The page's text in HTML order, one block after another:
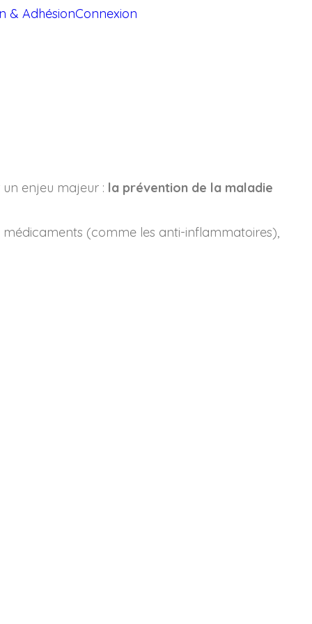
& AdhésionConnexion
enjeu majeur : la prévention de la maladie
(comme les anti-inflammatoires),